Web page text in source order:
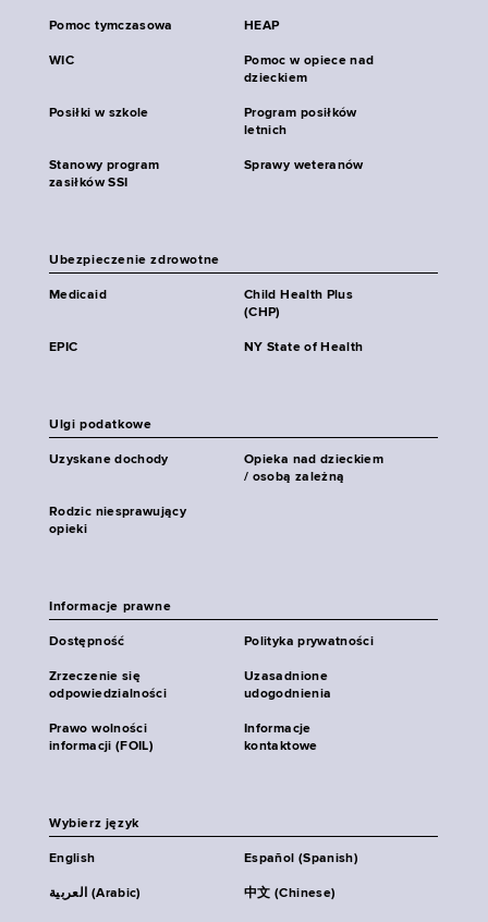
Pomoc tymczasowa HEAP
WIC
Pomoc w opiece nad
dzieckiem
Posiłki w szkole
Program posiłków
letnich
Stanowy program
zasiłków SSI
Sprawy weteranów
Ubezpieczenie zdrowotne
Medicaid
Child Health Plus
(CHP)
EPIC NY State of Health
Ulgi podatkowe
Uzyskane dochody
Opieka nad dzieckiem
/ osobą zależną
Rodzic niesprawujący
opieki
Informacje prawne
Dostępność Polityka prywatności
Zrzeczenie się
odpowiedzialności
Uzasadnione
udogodnienia
Prawo wolności
informacji (FOIL)
Informacje
kontaktowe
Wybierz język
English Español (Spanish)
العربية (Arabic) 中文 (Chinese)